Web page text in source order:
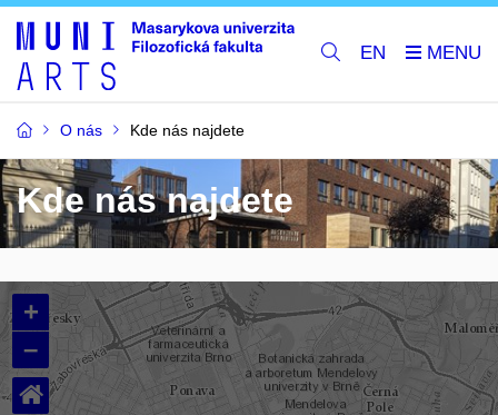
EN
O nás Kde nás najdete
Kde nás najdete
+
–
⌂